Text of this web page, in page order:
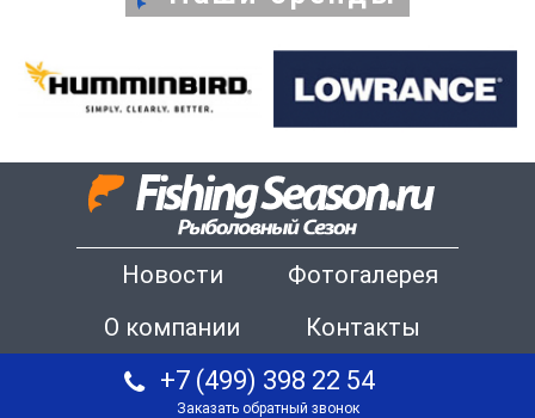
Новости
Фотогалерея
О компании
Контакты
+7 (499) 398 22 54
Заказать обратный звонок